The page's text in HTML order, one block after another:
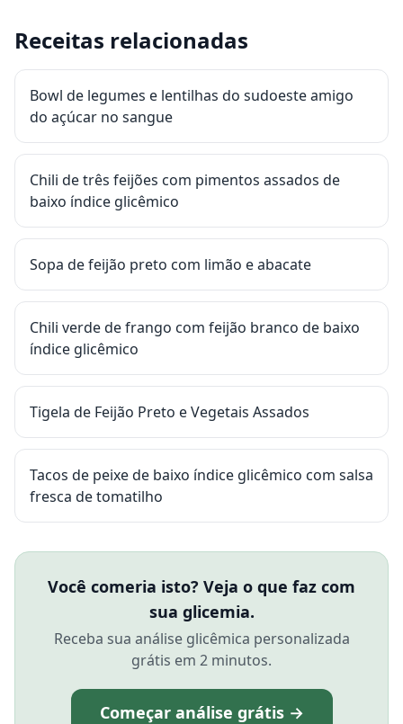
Receitas relacionadas
Bowl de legumes e lentilhas do sudoeste amigo
do açúcar no sangue
Chili de três feijões com pimentos assados de
baixo índice glicêmico
Sopa de feijão preto com limão e abacate
Chili verde de frango com feijão branco de baixo
índice glicêmico
Tigela de Feijão Preto e Vegetais Assados
Tacos de peixe de baixo índice glicêmico com salsa
fresca de tomatilho
Você comeria isto? Veja o que faz com
sua glicemia.
Receba sua análise glicêmica personalizada
grátis em 2 minutos.
Começar análise grátis →